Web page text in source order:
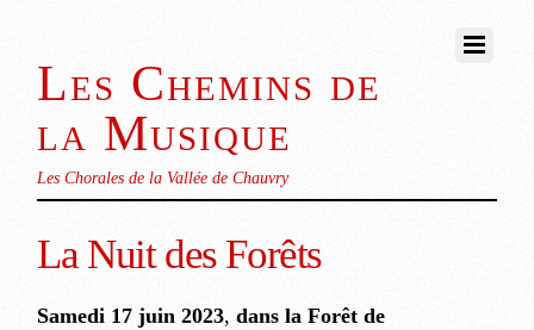
Les Chemins de
la Musique
Les Chorales de la Vallée de Chauvry
La Nuit des Forêts
Samedi 17 juin 2023,dans la Forêt de